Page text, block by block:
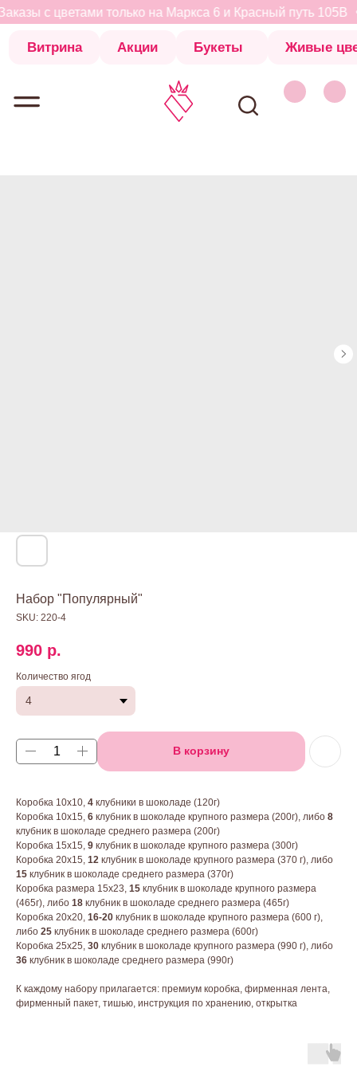
с цветами только на Маркса 6 и Красный путь 105В
Набор "Популярный"
SKU: 220-4
990 р.
Количество ягод
В корзину
Коробка 10х10, 4 клубники в шоколаде (120г)
Коробка 10х15, 6 клубник в шоколаде крупного размера (200г), либо 8
клубник в шоколаде среднего размера (200г)
Коробка 15х15, 9 клубник в шоколаде крупного размера (300г)
Коробка 20х15, 12 клубник в шоколаде крупного размера (370 г), либо
15 клубник в шоколаде среднего размера (370г)
Коробка размера 15х23, 15 клубник в шоколаде крупного размера
(465г), либо 18 клубник в шоколаде среднего размера (465г)
Коробка 20х20, 16-20 клубник в шоколаде крупного размера (600 г),
либо 25 клубник в шоколаде среднего размера (600г)
Коробка 25х25, 30 клубник в шоколаде крупного размера (990 г), либо
36 клубник в шоколаде среднего размера (990г)
К каждому набору прилагается: премиум коробка, фирменная лента,
фирменный пакет, тишью, инструкция по хранению, открытка